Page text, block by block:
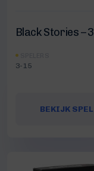
Black Stories – 3
3-15
BEKIJK SPEL